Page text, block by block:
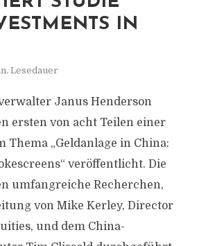
IN
Lesedauer
Janus Henderson
ersten von acht Teilen einer
Thema „Geldanlage in China:
veröffentlicht. Die
umfangreiche Recherchen,
von Mike Kerley, Director
und dem China-